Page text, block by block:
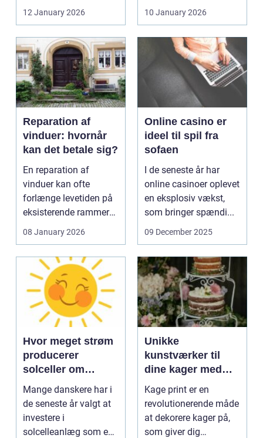
går, el...
12 January 2026
spørgsmål hurtigt
vokse si...
10 January 2026
Reparation af
vinduer: hvornår
kan det betale sig?
En reparation af
vinduer kan ofte
forlænge levetiden på
eksisterende rammer
og glas med ...
08 January 2026
Online casino er
ideel til spil fra
sofaen
I de seneste år har
online casinoer oplevet
en eksplosiv vækst,
som bringer spændi...
09 December 2025
Hvor meget strøm
producerer
solceller om
vinteren?
Mange danskere har i
de seneste år valgt at
investere i
solcelleanlæg som en
Unikke
kunstværker til
dine kager med
kage print
Kage print er en
revolutionerende måde
at dekorere kager på,
som giver dig